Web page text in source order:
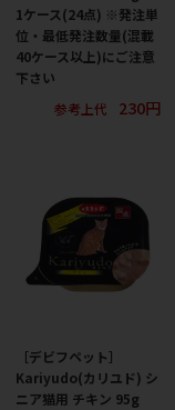
1ケース(24点) ※発注単
位・最低発注数量(混載
40ケース以上)にご注意
下さい
参考上代
230円
［デビフペット］
Kariyudo(カリユド) シ
ニア猫用 チキン 95g